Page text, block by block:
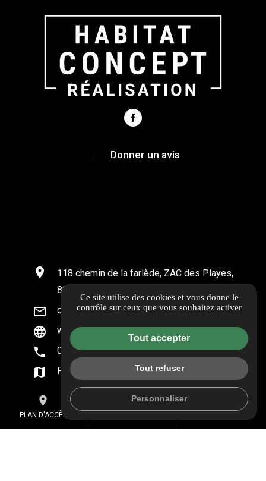
place
PLAN D'ACCÈS
mail
Donner un avis
location_on
118 chemin de la farlède, ZAC des Playes,
83500 La Seyne-sur-Mer
mail_outline contact@habitatconcept83.fr
language www.habitatconcept83.fr
phone 04 88 91 95 11
map Plan d'accès
Ce site utilise des cookies et vous donne le
contrôle sur ceux que vous souhaitez activer
Tout accepter
Tout refuser
Personnaliser